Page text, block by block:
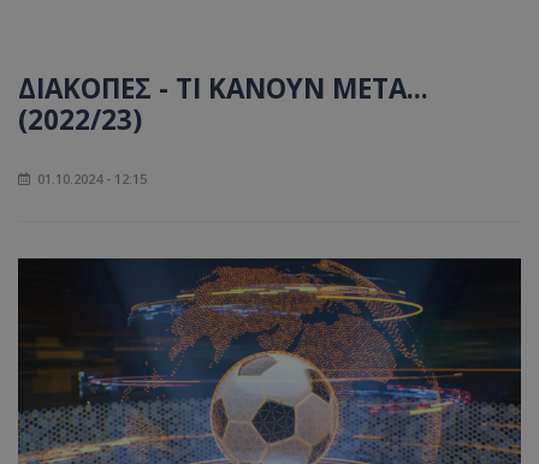
ΔΙΑΚΟΠΕΣ - ΤΙ ΚΑΝΟΥΝ ΜΕΤΑ...
(2022/23)
01.10.2024 - 12:15